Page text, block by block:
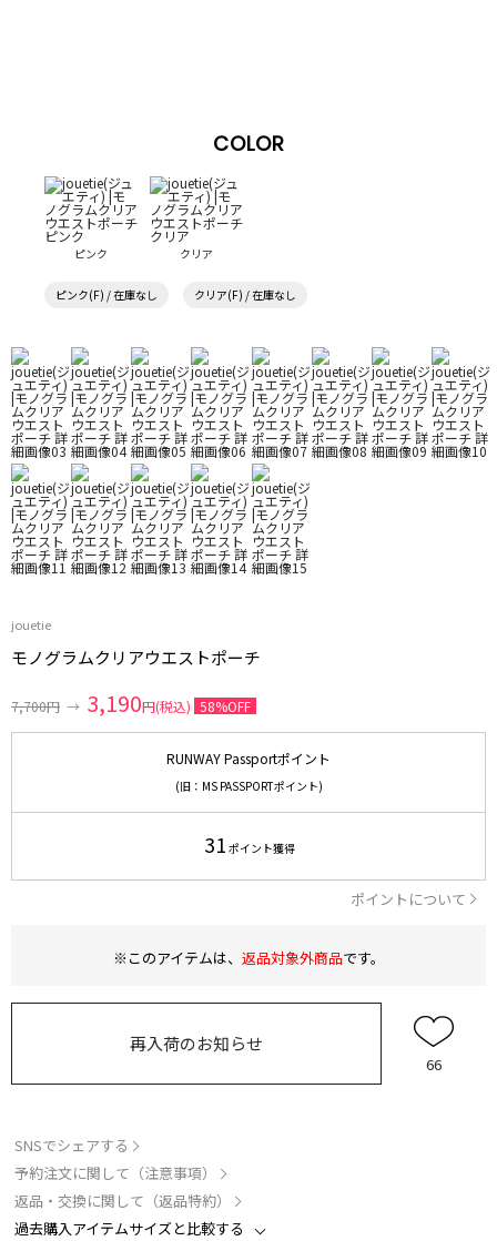
COLOR
ピンク クリア
ピンク(F) / 在庫なし クリア(F) / 在庫なし
jouetie
モノグラムクリアウエストポーチ
7,700円 → 3,190円(税込) 58%OFF
RUNWAY Passportポイント
(旧：MS PASSPORTポイント)
31 ポイント獲得
ポイントについて
※このアイテムは、 返品対象外商品です。
再入荷のお知らせ
66
SNSでシェアする
予約注文に関して（注意事項）
返品・交換に関して（返品特約）
過去購入アイテムサイズと比較する